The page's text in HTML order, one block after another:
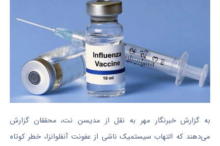
به گزارش خبرنگار مهر به نقل از مدیسن نت، محققان گزارش
می‌دهند که التهاب سیستمیک ناشی از عفونت آنفلوانزا، خطر کوتاه